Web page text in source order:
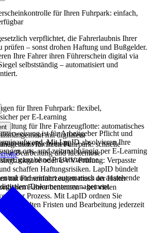
für Ihren Fuhrpark: einfach,
verpflichtet, die Fahrerlaubnis Ihrer
prüfen – sonst drohen Haftung und Bußgelder.
Ihre Fahrer ihren Führerschein digital via
selbstständig – automatisiert und
für Ihren Fuhrpark: flexibel,
per E-Learning
ist für Arbeitgeber Pflicht und
Mit LapID absolvieren Ihre
orts- und zeitunabhängig per E-Learning
ganz ohne Präsenztermine.
für Ihre Fahrzeugflotte: automatisches
mit digitalem
und vielem mehr.
oder UVV-Prüfung: Verpasste
schaffen Haftungsrisiken. LapID bündelt
und erinnert automatisch an anstehende
Dokumentenmanagement.
für Ihren Fuhrpark: schnelle
Bearbeitung und lückenlose
mit Firmenfahrzeugen muss der Halter
Fahrer benennen – bei vielen
Prozess. Mit LapID ordnen Sie
behalten Fristen und Bearbeitung jederzeit